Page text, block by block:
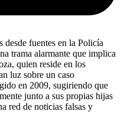
desde fuentes en la Policía
trama alarmante que implica
quien reside en los
luz sobre un caso
en 2009, sugiriendo que
junto a sus propias hijas
red de noticias falsas y